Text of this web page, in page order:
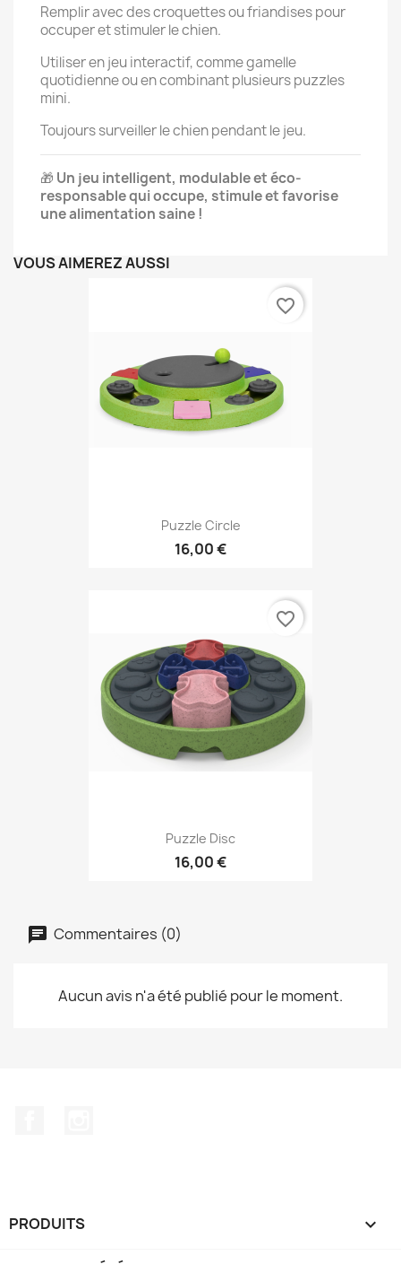
Remplir avec des croquettes ou friandises pour
occuper et stimuler le chien.
Utiliser en jeu interactif, comme gamelle
quotidienne ou en combinant plusieurs puzzles
mini.
Toujours surveiller le chien pendant le jeu.
🎁 Un jeu intelligent, modulable et éco-
responsable qui occupe, stimule et favorise
une alimentation saine !
VOUS AIMEREZ AUSSI
Puzzle Circle
16,00 €
favorite_border
Puzzle Disc
16,00 €
favorite_border
Commentaires (0)
Aucun avis n'a été publié pour le moment.
PRODUITS 